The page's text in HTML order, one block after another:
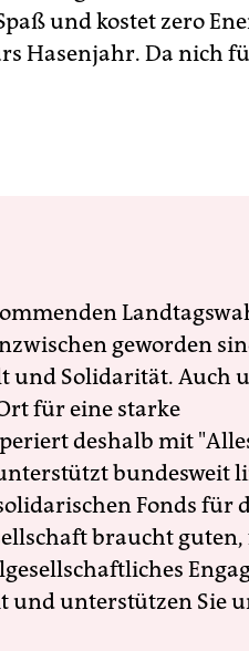
und kostet zero
Hasenjahr. Da nich
geworden
und Solidarität. Auch
für eine starke
deshalb mit
bundesweit
Fonds für
braucht
und unterstützen Sie